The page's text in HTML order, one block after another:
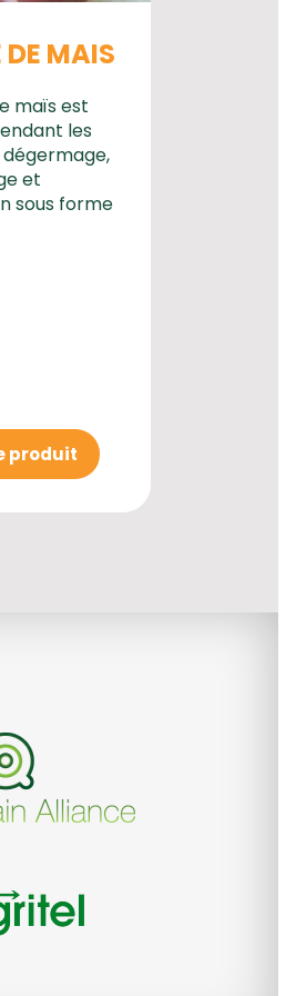
DE MAIS
maïs est
les
et
sous forme
produit